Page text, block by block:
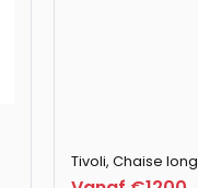
Tivoli, Chaise